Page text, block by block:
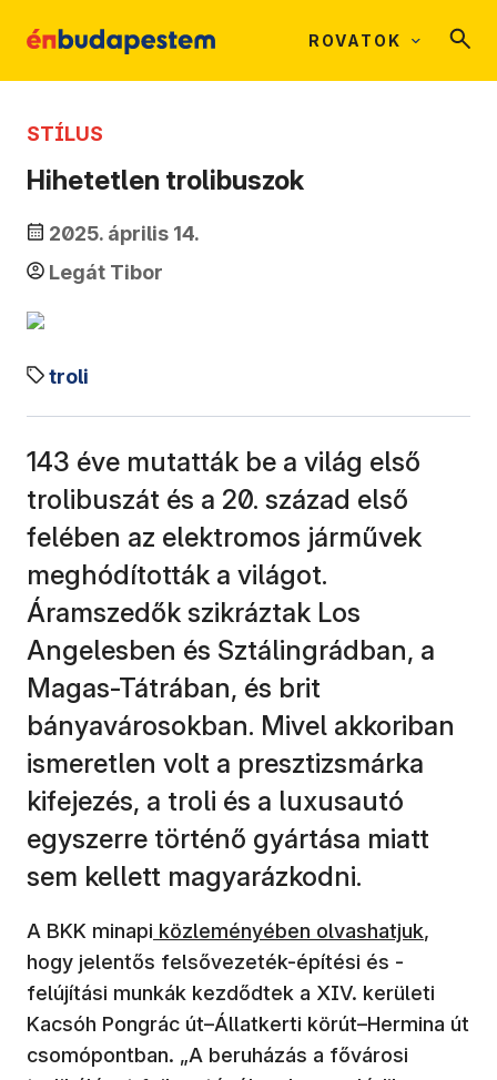
ROVATOK
STÍLUS
Hihetetlen trolibuszok
2025. április 14.
Legát Tibor
troli
143 éve mutatták be a világ első
trolibuszát és a 20. század első
felében az elektromos járművek
meghódították a világot.
Áramszedők szikráztak Los
Angelesben és Sztálingrádban, a
Magas-Tátrában, és brit
bányavárosokban. Mivel akkoriban
ismeretlen volt a presztizsmárka
kifejezés, a troli és a luxusautó
egyszerre történő gyártása miatt
sem kellett magyarázkodni.
A BKK minapi közleményében olvashatjuk,
hogy jelentős felsővezeték-építési és -
felújítási munkák kezdődtek a XIV. kerületi
Kacsóh Pongrác út–Állatkerti körút–Hermina út
csomópontban. „A beruházás a fővárosi